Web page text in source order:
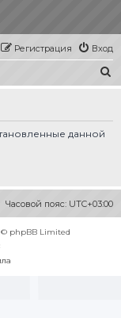
Вход
Регистрация
данной
Часовой пояс: UTC+03:00
phpBB Limited